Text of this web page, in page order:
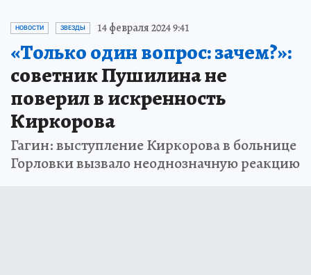
НОВОСТИ ЗВЕЗДЫ 14 февраля 2024 9:41
«Только один вопрос: зачем?»:
советник Пушилина не
поверил в искренность
Киркорова
Гагин: выступление Киркорова в больнице
Горловки вызвало неоднозначную реакцию